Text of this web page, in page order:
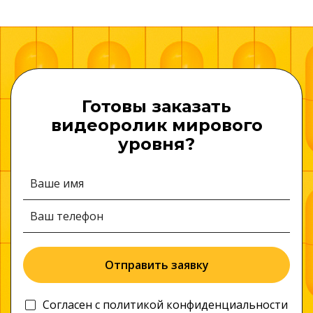
Готовы заказать
видеоролик мирового
уровня?
Отправить заявку
Согласен c политикой конфиденциальности